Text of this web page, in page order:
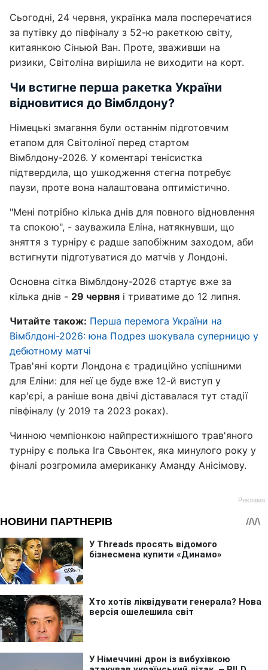
Сьогодні, 24 червня, українка мала посперечатися
за путівку до півфіналу з 52-ю ракеткою світу,
китаянкою Сіньюй Ван. Проте, зваживши на
ризики, Світоліна вирішила не виходити на корт.
Чи встигне перша ракетка України
відновитися до Вімблдону?
Німецькі змагання були останнім підготовчим
етапом для Світоліної перед стартом
Вімблдону-2026. У коментарі тенісистка
підтвердила, що ушкодження стегна потребує
паузи, проте вона налаштована оптимістично.
"Мені потрібно кілька днів для повного відновлення
та спокою", - зауважила Еліна, натякнувши, що
зняття з турніру є радше запобіжним заходом, аби
встигнути підготуватися до матчів у Лондоні.
Основна сітка Вімблдону-2026 стартує вже за
кілька днів - 29 червня і триватиме до 12 липня.
Читайте також: Перша перемога України на
Вімблдоні-2026: юна Подрез шокувала суперницю у
дебютному матчі
Трав'яні корти Лондона є традиційно успішними
для Еліни: для неї це буде вже 12-й виступ у
кар'єрі, а раніше вона двічі діставалася тут стадії
півфіналу (у 2019 та 2023 роках).
Чинною чемпіонкою найпрестижнішого трав'яного
турніру є полька Іга Свьонтек, яка минулого року у
фіналі розгромила американку Аманду Анісімову.